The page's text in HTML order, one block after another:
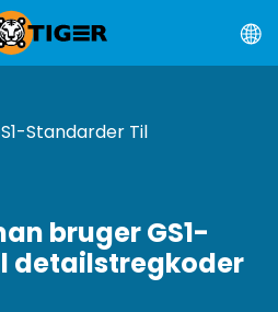
Standarder Til
bruger GS1-
detailstregkoder